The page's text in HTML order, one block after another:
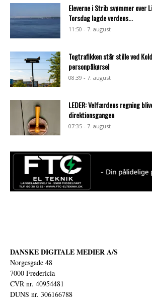
Eleverne i Strib svømmer over
Torsdag lagde verdens...
11:50 - 7. august
Togtrafikken står stille ved
personpåkørsel
08:39 - 7. august
LEDER: Velfærdens regning
direktionsgangen
07:35 - 7. august
DANSKE DIGITALE MEDIER A/S
Norgesgade 48
7000 Fredericia
CVR nr. 40954481
DUNS nr. 306166788